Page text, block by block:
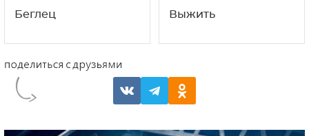
Беглец Выжить